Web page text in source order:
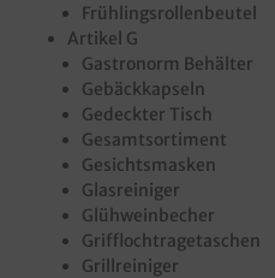
Frühlingsrollenbeutel
Artikel G
Gastronorm Behälter
Gebäckkapseln
Gedeckter Tisch
Gesamtsortiment
Gesichtsmasken
Glasreiniger
Glühweinbecher
Grifflochtragetaschen
Grillreiniger